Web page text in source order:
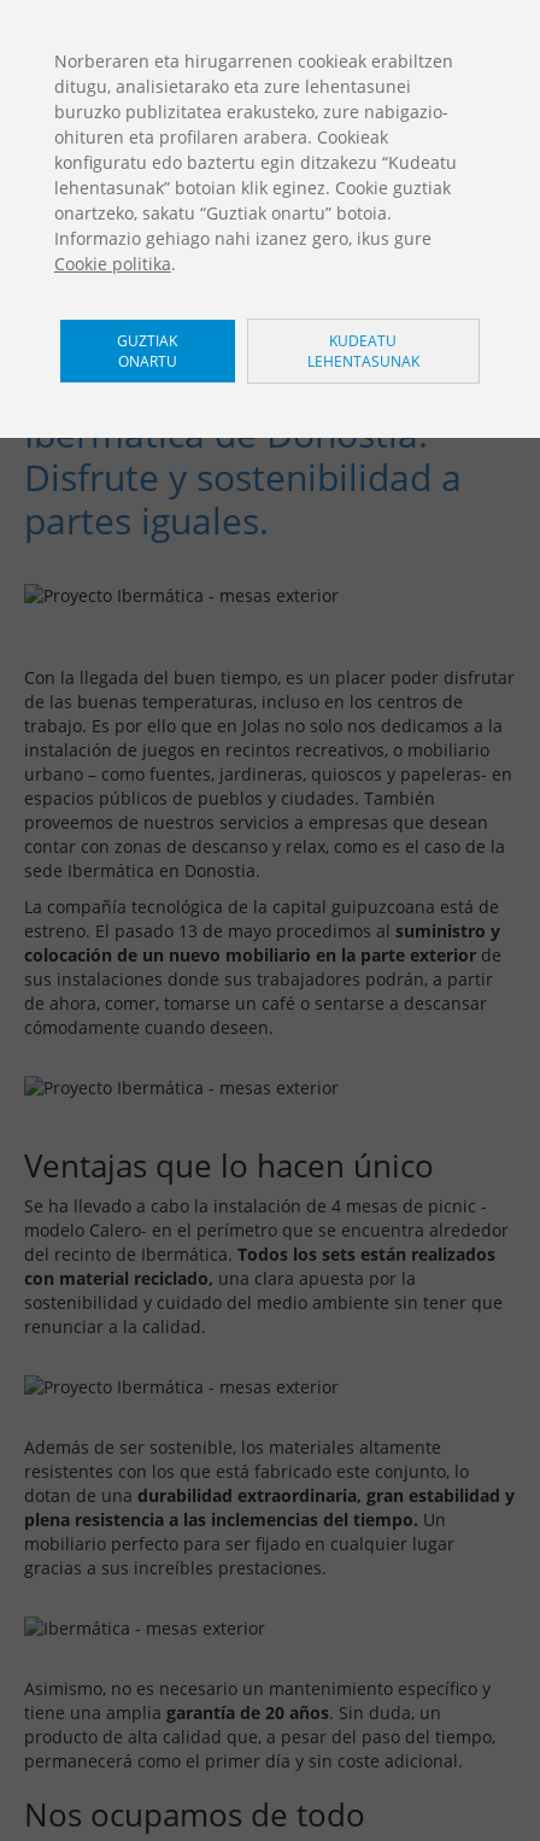
DESKARGAK
Jolas Katgalogoa
Nuevo mobiliario en la sede
Ibermática de Donostia.
Disfrute y sostenibilidad a
partes iguales.
Con la llegada del buen tiempo, es un placer poder disfrutar
de las buenas temperaturas, incluso en los centros de
trabajo. Es por ello que en Jolas no solo nos dedicamos a la
instalación de juegos en recintos recreativos, o mobiliario
urbano – como fuentes, jardineras, quioscos y papeleras- en
espacios públicos de pueblos y ciudades. También
proveemos de nuestros servicios a empresas que desean
contar con zonas de descanso y relax, como es el caso de la
sede Ibermática en Donostia.
La compañía tecnológica de la capital guipuzcoana está de
estreno. El pasado 13 de mayo procedimos al suministro y
colocación de un nuevo mobiliario en la parte exterior de
sus instalaciones donde sus trabajadores podrán, a partir
de ahora, comer, tomarse un café o sentarse a descansar
cómodamente cuando deseen.
Ventajas que lo hacen único
Se ha llevado a cabo la instalación de 4 mesas de picnic -
modelo Calero- en el perímetro que se encuentra alrededor
del recinto de Ibermática. Todos los sets están realizados
con material reciclado, una clara apuesta por la
sostenibilidad y cuidado del medio ambiente sin tener que
renunciar a la calidad.
Además de ser sostenible, los materiales altamente
resistentes con los que está fabricado este conjunto, lo
dotan de una durabilidad extraordinaria, gran estabilidad y
plena resistencia a las inclemencias del tiempo. Un
mobiliario perfecto para ser fijado en cualquier lugar
gracias a sus increíbles prestaciones.
Asimismo, no es necesario un mantenimiento específico y
tiene una amplia garantía de 20 años. Sin duda, un
producto de alta calidad que, a pesar del paso del tiempo,
permanecerá como el primer día y sin coste adicional.
Nos ocupamos de todo
Norberaren eta hirugarrenen cookieak erabiltzen
ditugu, analisietarako eta zure lehentasunei
buruzko publizitatea erakusteko, zure nabigazio-
ohituren eta profilaren arabera. Cookieak
konfiguratu edo baztertu egin ditzakezu “Kudeatu
lehentasunak” botoian klik eginez. Cookie guztiak
onartzeko, sakatu “Guztiak onartu” botoia.
Informazio gehiago nahi izanez gero, ikus gure
Cookie politika.
GUZTIAK
ONARTU
KUDEATU
LEHENTASUNAK